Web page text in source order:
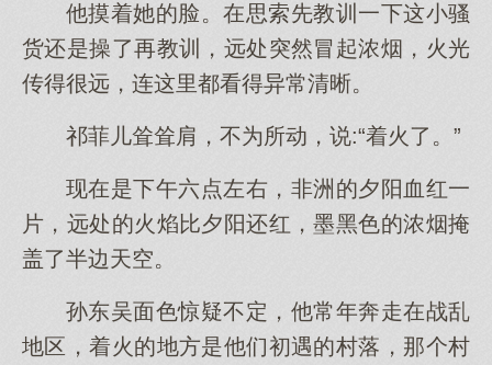
他摸着她的脸。在思索先教训一下这小骚
货还是操了再教训，远处突然冒起浓烟，火光
传得很远，连这里都看得异常清晰。
祁菲儿耸耸肩，不为所动，说:“着火了。”
现在是下午六点左右，非洲的夕阳血红一
片，远处的火焰比夕阳还红，墨黑色的浓烟掩
盖了半边天空。
孙东吴面色惊疑不定，他常年奔走在战乱
地区，着火的地方是他们初遇的村落，那个村